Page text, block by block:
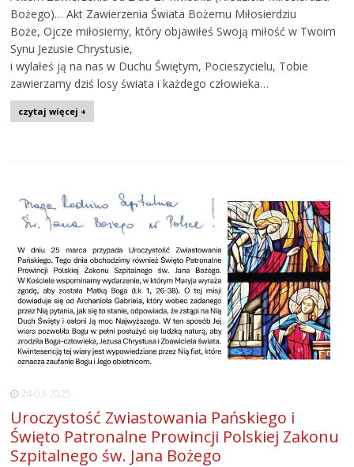
Bożego)… Akt Zawierzenia Świata Bożemu Miłosierdziu
Boże, Ojcze miłosierny, który objawiłeś Swoją miłość w Twoim
Synu Jezusie Chrystusie,
i wylałeś ją na nas w Duchu Świętym, Pocieszycielu, Tobie
zawierzamy dziś losy świata i każdego człowieka…
czytaj więcej +
24-03-2025
Uroczystość Zwiastowania Pańskiego i
Święto Patronalne Prowincji Polskiej Zakonu
Szpitalnego św. Jana Bożego